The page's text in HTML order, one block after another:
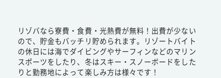
リゾバなら寮費・食費・光熱費が無料！出費が少ない
ので、貯金もバッチリ貯められます。リゾートバイト
の休日には海でダイビングやサーフィンなどのマリン
スポーツをしたり、冬はスキー・スノーボードをした
りと勤務地によって楽しみ方は様々です！